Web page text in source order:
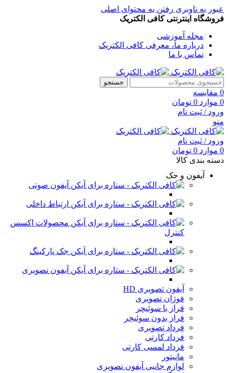
عبور به ناوبری رفتن به محتوای اصلی
فروشگاه اینترنتی کافی الکتریک
مجله آموزشی
درباره ما، معرفی کافی الکتریک
تماس با ما
جستجو
0 مقایسه
0 موارد 0 تومان
ورود / ثبت نام
منو
ورود / ثبت نام
0 موارد 0 تومان
دسته بندی کالا
آیفون و جک
آیفون صوتی
ارتباط داخلی
محصولات اکسس
کنترل
جک پارکینگ
آیفون تصویری
آیفون تصویری HD
فوژان تصویری
فراز با سوئیچر
فراز بدون سوئیچر
فرداد تصویری
فرداد کارتی
فرداد لمسی کارتی
مانیتور
لوازم جانبی آیفون تصویری